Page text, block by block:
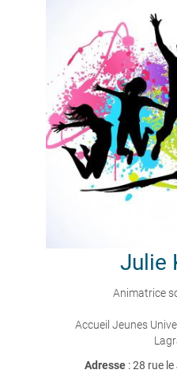
Julie
Animatrice
Accueil Jeunes
Adresse : 28 rue